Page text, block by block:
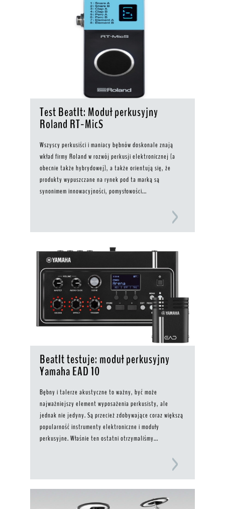
Test BeatIt: Moduł perkusyjny
Roland RT-MicS
Wszyscy perkusiści i maniacy bębnów doskonale znają
wkład firmy Roland w rozwój perkusji elektronicznej (a
obecnie także hybrydowej), a także orientują się, że
produkty wypuszczane na rynek pod ta marką są
synonimem innowacyjności, pomysłowości...
BeatIt testuje: moduł perkusyjny
Yamaha EAD 10
Bębny i talerze akustyczne to ważny, być może
najważniejszy element wyposażenia perkusisty, ale
jednak nie jedyny. Są przecież zdobywające coraz większą
popularność instrumenty elektroniczne i moduły
perkusyjne. Właśnie ten ostatni otrzymaliśmy...